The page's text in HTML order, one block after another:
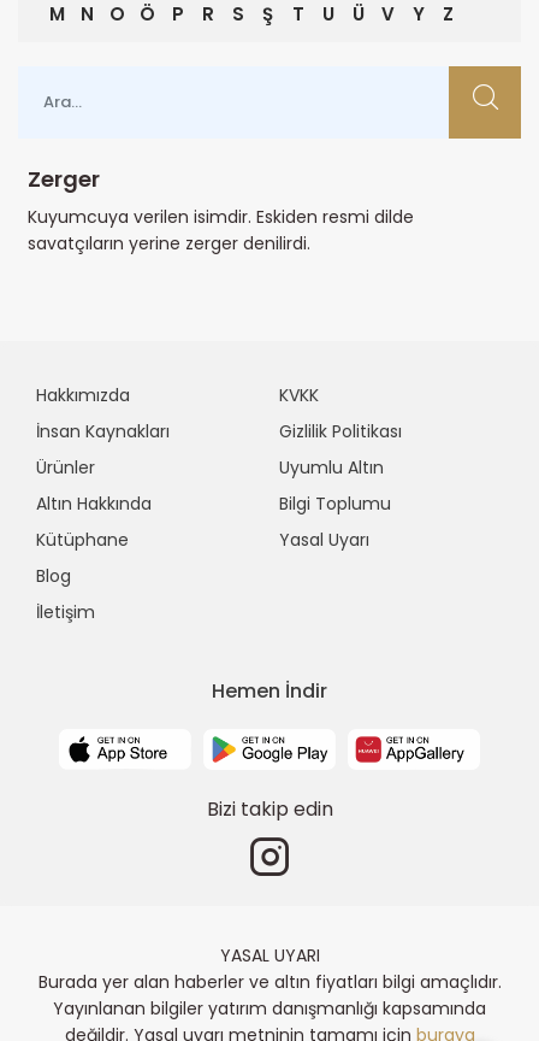
M
N O Ö P R S Ş T U Ü V Y Z
Zerger
Kuyumcuya verilen isimdir. Eskiden resmi dilde
savatçıların yerine zerger denilirdi.
Hakkımızda
İnsan Kaynakları
Ürünler
Altın Hakkında
Kütüphane
Blog
İletişim
KVKK
Gizlilik Politikası
Uyumlu Altın
Bilgi Toplumu
Yasal Uyarı
Hemen İndir
Bizi takip edin
YASAL UYARI
Burada yer alan haberler ve altın fiyatları bilgi amaçlıdır.
Yayınlanan bilgiler yatırım danışmanlığı kapsamında
değildir. Yasal uyarı metninin tamamı için buraya